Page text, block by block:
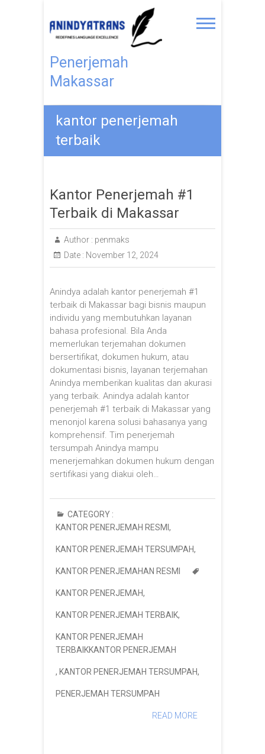
Penerjemah
Makassar
kantor penerjemah
terbaik
Kantor Penerjemah #1
Terbaik di Makassar
Author : penmaks
Date : November 12, 2024
Anindya adalah kantor penerjemah #1
terbaik di Makassar bagi bisnis maupun
individu yang membutuhkan layanan
bahasa profesional. Bila Anda
memerlukan terjemahan dokumen
bersertifikat, dokumen hukum, atau
dokumentasi bisnis, layanan terjemahan
Anindya memberikan kualitas dan akurasi
yang terbaik. Anindya adalah kantor
penerjemah #1 terbaik di Makassar yang
menonjol karena solusi bahasanya yang
komprehensif. Tim penerjemah
tersumpah Anindya mampu
menerjemahkan dokumen hukum dengan
sertifikasi yang diakui oleh…
CATEGORY :
KANTOR PENERJEMAH RESMI ,
KANTOR PENERJEMAH TERSUMPAH,
KANTOR PENERJEMAHAN RESMI
KANTOR PENERJEMAH,
KANTOR PENERJEMAH TERBAIK,
KANTOR PENERJEMAH
TERBAIKKANTOR PENERJEMAH
, KANTOR PENERJEMAH TERSUMPAH,
PENERJEMAH TERSUMPAH
READ MORE